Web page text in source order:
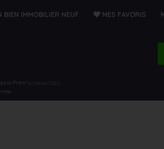
BIEN IMMOBILIER NEUF MES FAVORIS
Prem’s (Voir nos CGU)